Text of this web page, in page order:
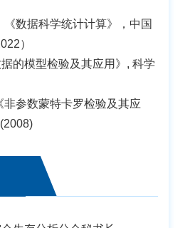
《数据科学统计计算》，中国
）
的模型检验及其应用》, 科学
非参数蒙特卡罗检验及其应